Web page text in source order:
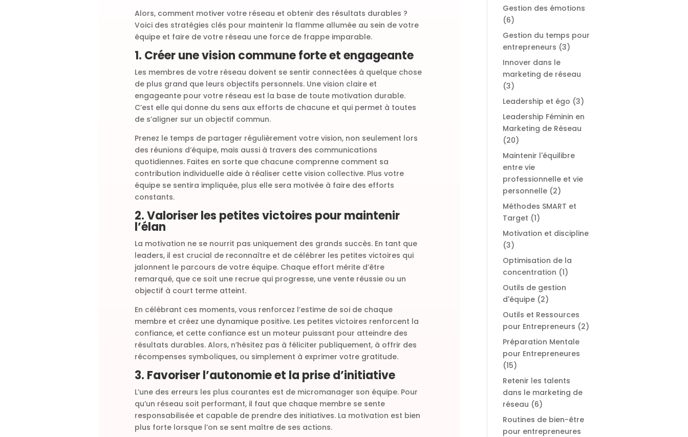
Alors, comment motiver votre réseau et obtenir des résultats durables ?
Voici des stratégies clés pour maintenir la flamme allumée au sein de votre
équipe et faire de votre réseau une force de frappe imparable.
1. Créer une vision commune forte et engageante
Les membres de votre réseau doivent se sentir connectées à quelque chose
de plus grand que leurs objectifs personnels. Une vision claire et
engageante pour votre réseau est la base de toute motivation durable.
C’est elle qui donne du sens aux efforts de chacune et qui permet à toutes
de s’aligner sur un objectif commun.
Prenez le temps de partager régulièrement votre vision, non seulement lors
des réunions d’équipe, mais aussi à travers des communications
quotidiennes. Faites en sorte que chacune comprenne comment sa
contribution individuelle aide à réaliser cette vision collective. Plus votre
équipe se sentira impliquée, plus elle sera motivée à faire des efforts
constants.
2. Valoriser les petites victoires pour maintenir
l’élan
La motivation ne se nourrit pas uniquement des grands succès. En tant que
leaders, il est crucial de reconnaître et de célébrer les petites victoires qui
jalonnent le parcours de votre équipe. Chaque effort mérite d’être
remarqué, que ce soit une recrue qui progresse, une vente réussie ou un
objectif à court terme atteint.
En célébrant ces moments, vous renforcez l’estime de soi de chaque
membre et créez une dynamique positive. Les petites victoires renforcent la
confiance, et cette confiance est un moteur puissant pour atteindre des
résultats durables. Alors, n’hésitez pas à féliciter publiquement, à offrir des
récompenses symboliques, ou simplement à exprimer votre gratitude.
3. Favoriser l’autonomie et la prise d’initiative
L’une des erreurs les plus courantes est de micromanager son équipe. Pour
qu’un réseau soit performant, il faut que chaque membre se sente
responsabilisée et capable de prendre des initiatives. La motivation est bien
plus forte lorsque l’on se sent maître de ses actions.
Gestion des émotions
(6)
Gestion du temps pour
entrepreneurs (3)
Innover dans le
marketing de réseau
(3)
Leadership et égo (3)
Leadership Féminin en
Marketing de Réseau
(20)
Maintenir l'équilibre
entre vie
professionnelle et vie
personnelle(2)
Méthodes SMART et
Target (1)
Motivation et discipline
(3)
Optimisation de la
concentration (1)
Outils de gestion
d'équipe(2)
Outils et Ressources
pour Entrepreneurs (2)
Préparation Mentale
pour Entrepreneures
(15)
Retenir les talents
dans le marketing de
réseau (6)
Routines de bien-être
pour entrepreneures